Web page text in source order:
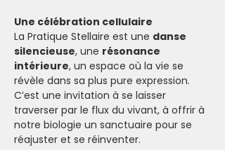
Une célébration cellulaire
La Pratique Stellaire est une danse
silencieuse, une résonance
intérieure, un espace où la vie se
révèle dans sa plus pure expression.
C’est une invitation à se laisser
traverser par le flux du vivant, à offrir à
notre biologie un sanctuaire pour se
réajuster et se réinventer.